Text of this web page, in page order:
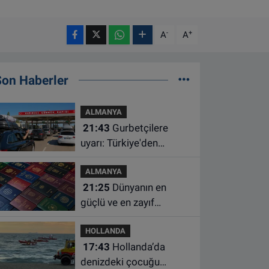
A- A+
Haberler
ALMANYA
21:43
uyarı: Türkiye'den
geçiş ve trafik
borcunuzu kontrol edin
ALMANYA
21:25
güçlü ve en zayıf
HOLLANDA
17:43
denizdeki çocuğu